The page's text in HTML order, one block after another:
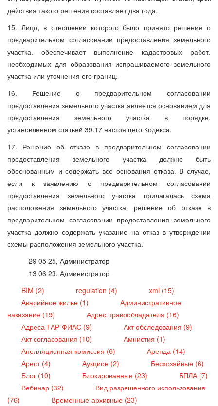
действия такого решения составляет два года.
15. Лицо, в отношении которого было принято решение о
предварительном согласовании предоставления земельного
участка, обеспечивает выполнение кадастровых работ,
необходимых для образования испрашиваемого земельного
участка или уточнения его границ.
16. Решение о предварительном согласовании
предоставления земельного участка является основанием для
предоставления земельного участка в порядке,
установленном статьей 39.17 настоящего Кодекса.
17. Решение об отказе в предварительном согласовании
предоставления земельного участка должно быть
обоснованным и содержать все основания отказа. В случае,
если к заявлению о предварительном согласовании
предоставления земельного участка прилагалась схема
расположения земельного участка, решение об отказе в
предварительном согласовании предоставления земельного
участка должно содержать указание на отказ в утверждении
схемы расположения земельного участка.
29 05 25, Администратор
13 06 23, Администратор
BIM (2)
regulation (4)
xml (15)
Аварийное жилье (1)
Административное
наказание (19)
Адрес правообладателя (16)
Адреса-ГАР-ФИАС (9)
Акт обследования (9)
Акт согласования (10)
Амнистия (1)
Апелляционная комиссия (6)
Аренда (14)
Арест (4)
Аукцион (2)
Бесхозяйные (6)
Блог (10)
Блокированные (23)
БПЛА (7)
Вебинар (32)
Вид разрешенного использования
(76)
Временные-архивные (23)